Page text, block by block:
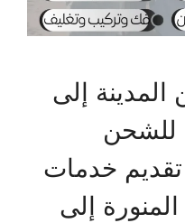
إلى
للشحن
تقديم خدمات
إلى